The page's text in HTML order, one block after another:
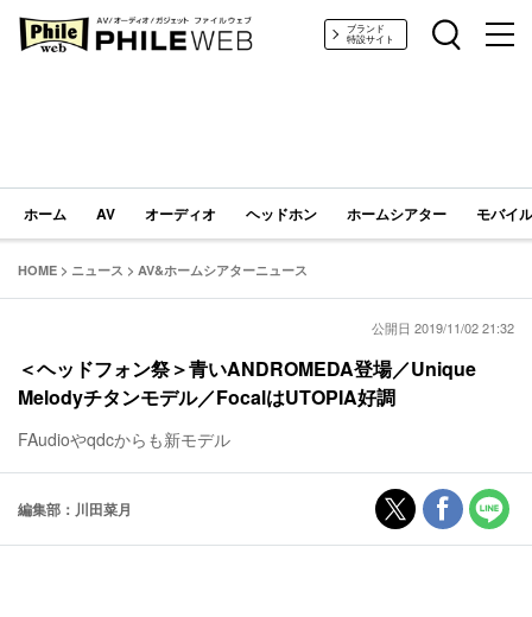
PHILE WEB｜AV/オーディオ/ガジェットブランド
特設サイト
ホーム AV オーディオ ヘッドホン ホームシアター モバイ
HOME > ニュース > AV&ホームシアターニュース
公開日 2019/11/02 21:32
＜ヘッドフォン祭＞青いANDROMEDA登場／Unique
Melodyチタンモデル／FocalはUTOPIA好調
FAudioやqdcからも新モデル
編集部：川田菜月